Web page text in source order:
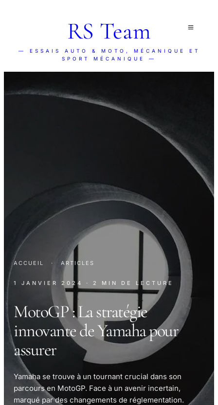
RS Team
— ESSAIS AUTO & MOTO, MÉCANIQUE ET
SPORT MÉCANIQUE —
ACCUEIL · ARTICLES
1 JANVIER 2024 · 2 MIN DE LECTURE
MotoGP : La stratégie
innovante de Yamaha pour
assurer
Yamaha se trouve à un tournant crucial dans son
parcours en MotoGP. Face à un avenir incertain,
marqué par des changements de réglementation.